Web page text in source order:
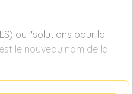
ou "solutions pour la
le nouveau nom de la